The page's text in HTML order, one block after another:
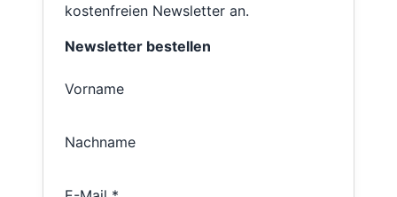
kostenfreien Newsletter an.